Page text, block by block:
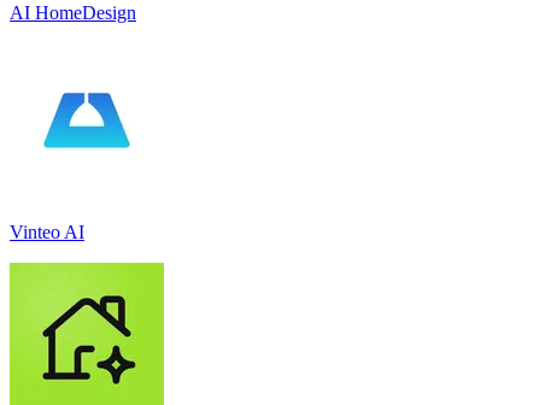
AI HomeDesign
Vinteo AI